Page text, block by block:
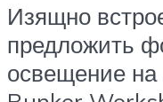
Изящно
предложить
освещение на